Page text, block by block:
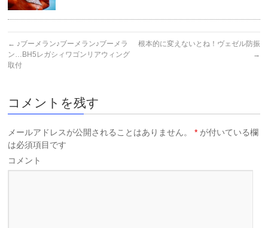
← ♪ブーメラン♪ブーメラン♪ブーメラ
ン…BH5レガシィワゴンリアウィング
取付
根本的に変えないとね！ヴェゼル防振
→
コメントを残す
メールアドレスが公開されることはありません。 * が付いている欄
は必須項目です
コメント